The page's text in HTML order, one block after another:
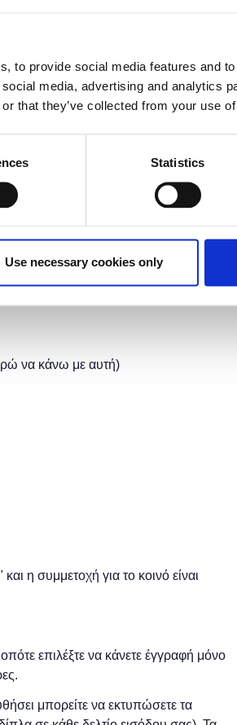
to provide social media features and
media, advertising and analytics
that they’ve collected from your use
Statistics
Use necessary cookies only
της πιο δημοφιλούς
απλοποιεί τη συγγραφή κώδικα για
javascript, που θέλουν να
ενδιαφέρονται να δημιουργήσουν
τους επιδιώξεων.
του μαθήματος
να κάνω με αυτή)
η συμμετοχή για το κοινό είναι
επιλέξτε να κάνετε έγγραφή μόνο
μπορείτε να εκτυπώσετε τα